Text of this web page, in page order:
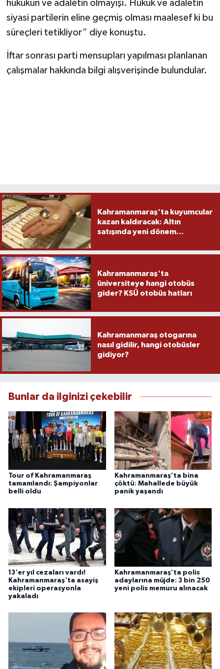
hukukun ve adaletin olmayışı. Hukuk ve adaletin
siyasi partilerin eline geçmiş olması maalesef ki bu
süreçleri tetikliyor” diye konuştu.
İftar sonrası parti mensupları yapılması planlanan
çalışmalar hakkında bilgi alışverişinde bulundular.
Kahramanmaraş'ta kuyumcular
kazan kaldıracak: Altın
satışında yeni dönem...
Kahramanmaraş'ta
üniversiteye hangi otobüs
gider? KSÜ otobüs hatları
Kahramanmaraş otogarına
nasıl gidilir, hangi otobüsler
gidiyor?
Bunlar da ilginizi çekebilir
Tour of Kahramanmaraş
tamamlandı: Şampiyonlar
belli oldu
Kahramanmaraş’ta bina
çöktü: Mahallede büyük
panik yaşandı
13'er yıl cezaları vardı!
Kahramanmaraş'ta asayiş
ekipleri operasyonla
yakaladı
Kahramanmaraş’ta polis
adaylarına müjde: 3 bin 250
yeni polis memuru alınacak